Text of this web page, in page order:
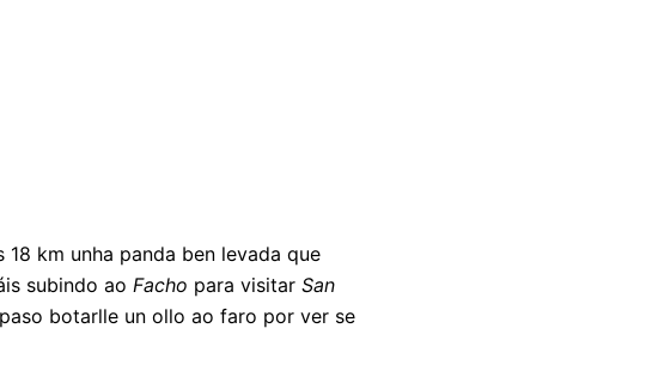
km unha panda ben levada que
subindo ao Facho para visitar San
botarlle un ollo ao faro por ver se